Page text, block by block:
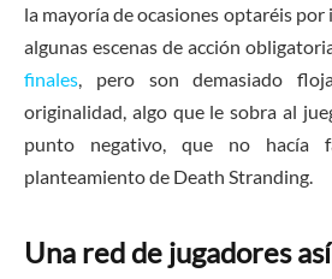
la mayoría de ocasiones optaréis
algunas escenas de acción
finales , pero son demasiado
originalidad, algo que le sobra al
punto negativo, que no hacía
planteamiento de Death Stranding.
Una red de jugadores